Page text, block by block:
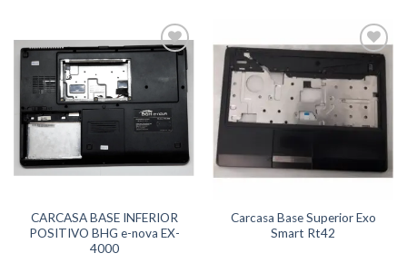
a
Favoritos
CARCASA BASE INFERIOR
POSITIVO BHG e-nova EX-
4000
Agregar
a
Favoritos
Carcasa Base Superior Exo
Smart Rt42